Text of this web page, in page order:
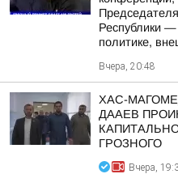
Республики
политике,
Вчера, 20:48
ХАС-
ДААЕВ
ГРОЗНОГО
Вчера,